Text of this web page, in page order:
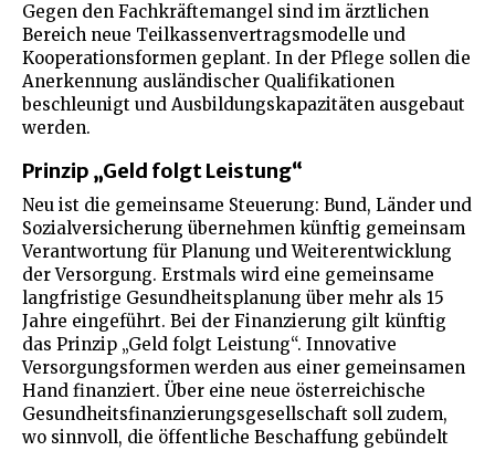
Gegen den Fachkräftemangel sind im ärztlichen
Bereich neue Teilkassenvertragsmodelle und
Kooperationsformen geplant. In der Pflege sollen die
Anerkennung ausländischer Qualifikationen
beschleunigt und Ausbildungskapazitäten ausgebaut
werden.
Prinzip „Geld folgt Leistung“
Neu ist die gemeinsame Steuerung: Bund, Länder und
Sozialversicherung übernehmen künftig gemeinsam
Verantwortung für Planung und Weiterentwicklung
der Versorgung. Erstmals wird eine gemeinsame
langfristige Gesundheitsplanung über mehr als 15
Jahre eingeführt. Bei der Finanzierung gilt künftig
das Prinzip „Geld folgt Leistung“. Innovative
Versorgungsformen werden aus einer gemeinsamen
Hand finanziert. Über eine neue österreichische
Gesundheitsfinanzierungsgesellschaft soll zudem,
wo sinnvoll, die öffentliche Beschaffung gebündelt